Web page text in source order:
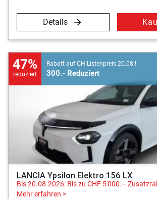
Details
47%
reduziert
Rabatt auf CH Listenpreis 20.08.!
300.- Reduziert
LANCIA Ypsilon Elektro 156 LX
Bis 20.08.2026: Bis zu CHF 5'000.–
Mehr erfahren >